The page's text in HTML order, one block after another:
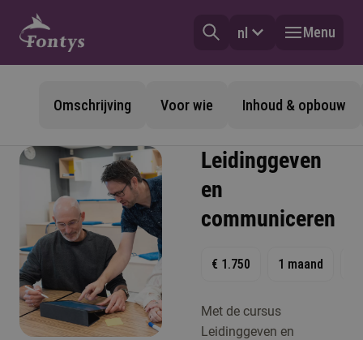
nl Menu
Omschrijving Voor wie Inhoud & opbouw
Leidinggeven
en
communiceren
€ 1.750 1 maand
Met de cursus
Leidinggeven en